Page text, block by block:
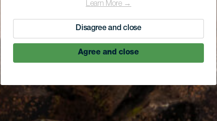
Learn More →
Disagree and close
Agree and close